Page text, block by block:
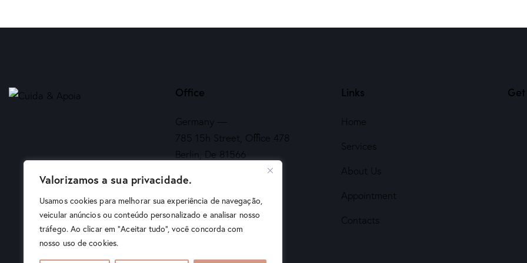
Valorizamos a sua privacidade.
Usamos cookies para melhorar sua experiência de navegação,
veicular anúncios ou conteúdo personalizado e analisar nosso
tráfego. Ao clicar em "Aceitar tudo", você concorda com
nosso uso de cookies.
Office
Germany —
785 15h Street, Office 478
Berlin, De 81566
info@email.com
+1 840 841 25 69
Links
Home
Services
About Us
Appointment
Contacts
Get